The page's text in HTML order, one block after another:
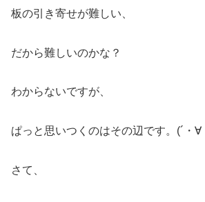
板の引き寄せが難しい、
だから難しいのかな？
わからないですが、
ぱっと思いつくのはその辺です。(´・∀
さて、